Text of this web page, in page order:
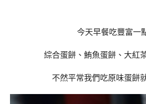
今天早餐吃豐富一
綜合蛋餅、鮪魚蛋餅、大紅
不然平常我們吃原味蛋餅